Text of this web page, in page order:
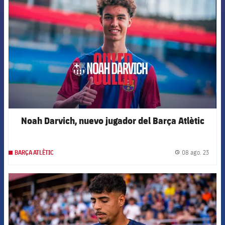
Noah Darvich, nuevo jugador del Barça Atlètic
BARÇA ATLÈTIC 08 ago. 23
FCB Barcelona badge